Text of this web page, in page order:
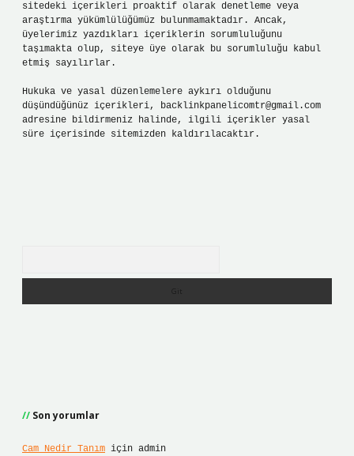
sitedeki içerikleri proaktif olarak denetleme veya
araştırma yükümlülüğümüz bulunmamaktadır. Ancak,
üyelerimiz yazdıkları içeriklerin sorumluluğunu
taşımakta olup, siteye üye olarak bu sorumluluğu kabul
etmiş sayılırlar.
Hukuka ve yasal düzenlemelere aykırı olduğunu
düşündüğünüz içerikleri, backlinkpanelicomtr@gmail.com
adresine bildirmeniz halinde, ilgili içerikler yasal
süre içerisinde sitemizden kaldırılacaktır.
Son yorumlar
Cam Nedir Tanım için admin